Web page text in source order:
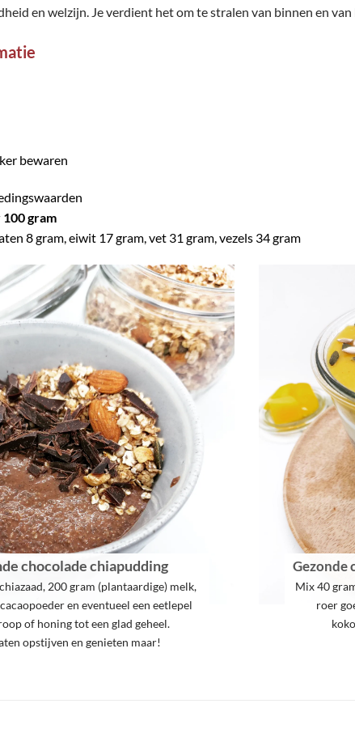
en welzijn. Je verdient het om te stralen van binnen en
bewaren
100 gram
8 gram, eiwit 17 gram, vet 31 gram, vezels 34 gram
chocolade chiapudding
200 gram (plantaardige) melk,
en eventueel een eetlepel
of honing tot een glad geheel.
opstijven en genieten maar!
Gezonde
Mix 40
roer